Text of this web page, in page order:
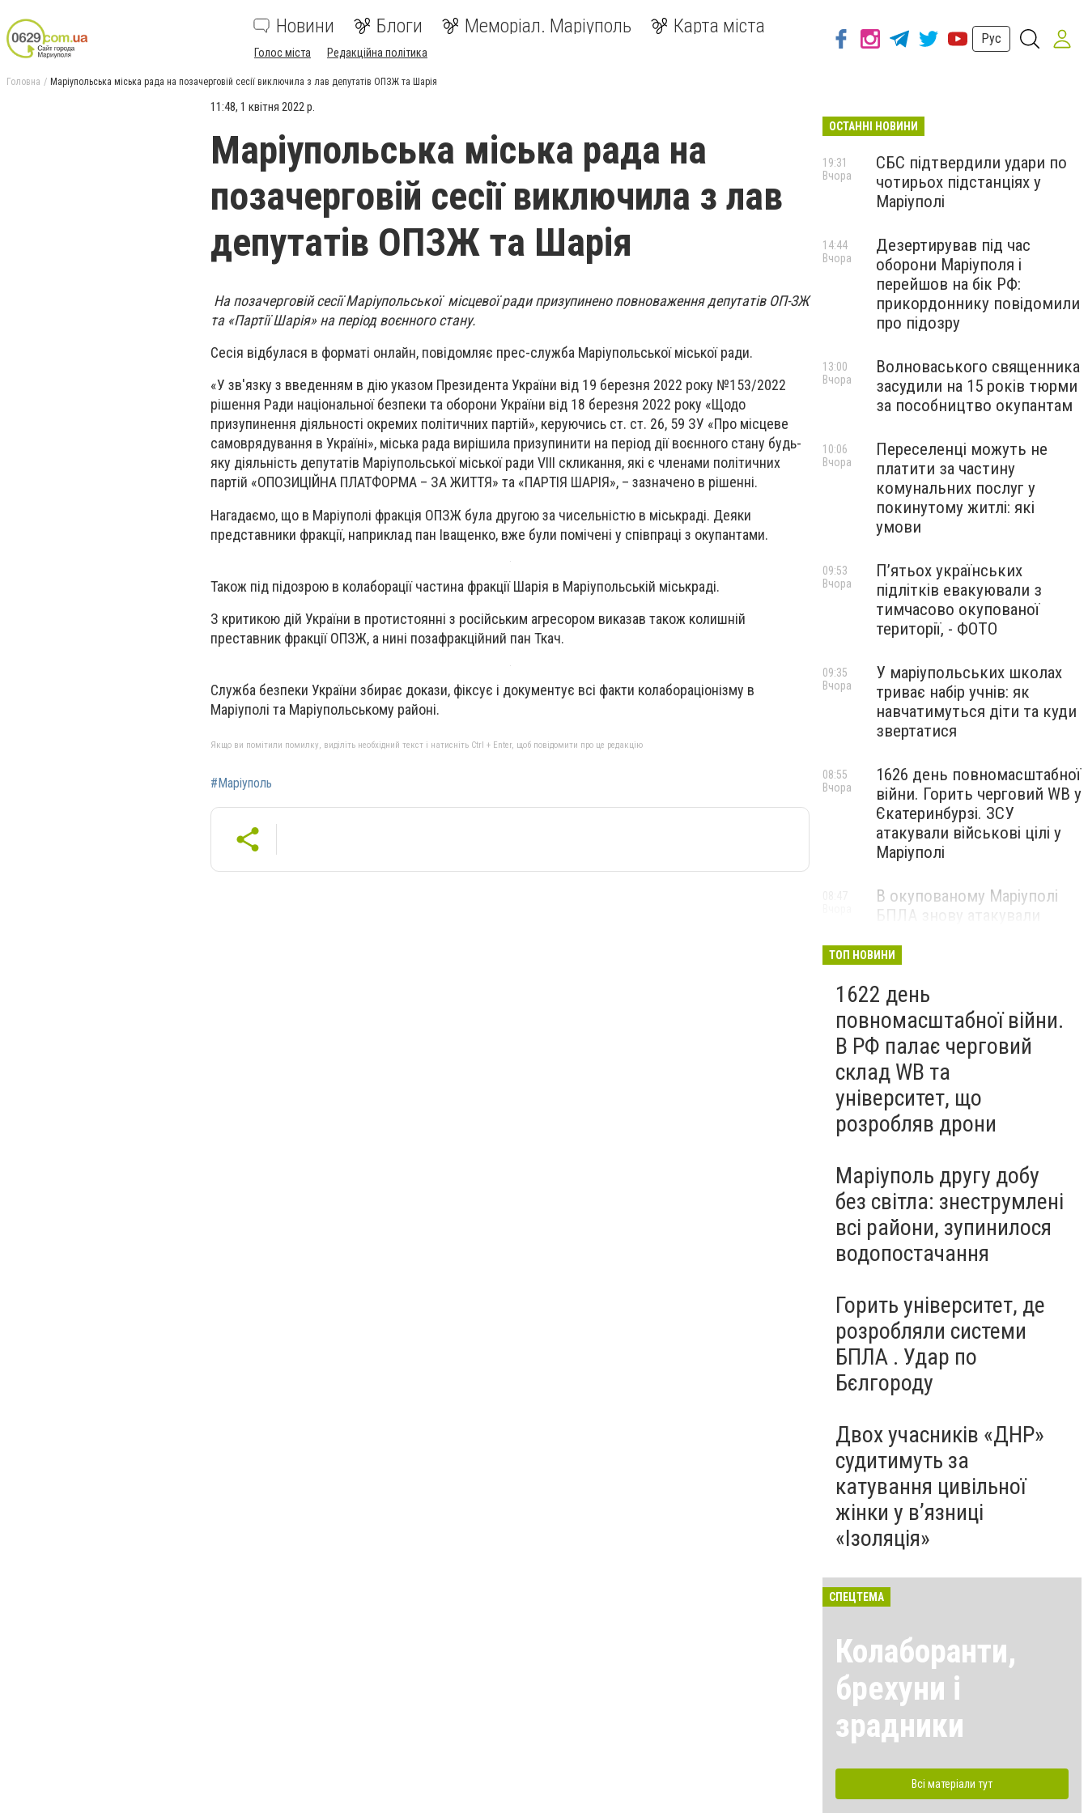
Новини Блоги Меморіал. Маріуполь Карта міста
Голос міста Редакційна політика
Рус
Головна Маріупольська міська рада на позачерговій сесії виключила з лав депутатів ОПЗЖ та Шарія
11:48, 1 квітня 2022 р.
Маріупольська міська рада на
позачерговій сесії виключила з лав
депутатів ОПЗЖ та Шарія
На позачерговій сесії Маріупольської місцевої ради призупинено повноваження депутатів ОП-ЗЖ
та «Партії Шарія» на період воєнного стану.
Сесія відбулася в форматі онлайн, повідомляє прес-служба Маріупольської міської ради.
«У зв'язку з введенням в дію указом Президента України від 19 березня 2022 року №153/2022
рішення Ради національної безпеки та оборони України від 18 березня 2022 року «Щодо
призупинення діяльності окремих політичних партій», керуючись ст. ст. 26, 59 ЗУ «Про місцеве
самоврядування в Україні», міська рада вирішила призупинити на період дії воєнного стану будь-
яку діяльність депутатів Маріупольської міської ради VIII скликання, які є членами політичних
партій «ОПОЗИЦІЙНА ПЛАТФОРМА – ЗА ЖИТТЯ» та «ПАРТІЯ ШАРІЯ», – зазначено в рішенні.
Нагадаємо, що в Маріуполі фракція ОПЗЖ була другою за чисельністю в міськраді. Деяки
представники фракції, наприклад пан Іващенко, вже були помічені у співпраці з окупантами.
Також під підозрою в колаборації частина фракції Шарія в Маріупольській міськраді.
З критикою дій України в протистоянні з російським агресором виказав також колишній
преставник фракції ОПЗЖ, а нині позафракційний пан Ткач.
Служба безпеки України збирає докази, фіксує і документує всі факти колабораціонізму в
Маріуполі та Маріупольському районі.
Якщо ви помітили помилку, виділіть необхідний текст і натисніть Ctrl + Enter, щоб повідомити про це редакцію
#Маріуполь
ОСТАННІ НОВИНИ
СБС підтвердили удари по
чотирьох підстанціях у
Маріуполі
19:31
Вчора
Дезертирував під час
оборони Маріуполя і
перейшов на бік РФ:
прикордоннику повідомили
про підозру
14:44
Вчора
Волноваського священника
засудили на 15 років тюрми
за пособництво окупантам
13:00
Вчора
Переселенці можуть не
платити за частину
комунальних послуг у
покинутому житлі: які
умови
10:06
Вчора
П’ятьох українських
підлітків евакуювали з
тимчасово окупованої
території, - ФОТО
09:53
Вчора
У маріупольських школах
триває набір учнів: як
навчатимуться діти та куди
звертатися
09:35
Вчора
1626 день повномасштабної
війни. Горить черговий WB у
Єкатеринбурзі. ЗСУ
атакували військові цілі у
Маріуполі
08:55
Вчора
В окупованому Маріуполі
БПЛА знову атакували
— ВІДЕО
ТОП НОВИНИ
1622 день
повномасштабної війни.
В РФ палає черговий
склад WB та
університет, що
розробляв дрони
Маріуполь другу добу
без світла: знеструмлені
всі райони, зупинилося
водопостачання
Горить університет, де
розробляли системи
БПЛА . Удар по
Бєлгороду
Двох учасників «ДНР»
судитимуть за
катування цивільної
жінки у в’язниці
«Ізоляція»
СПЕЦТЕМА
Колаборанти,
брехуни і
зрадники
Всі матеріали тут